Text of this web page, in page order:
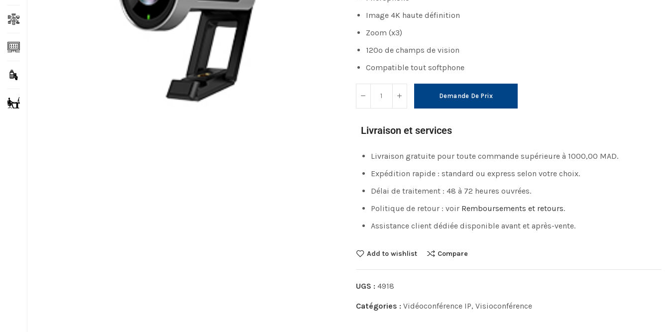
Image 4K haute définition
Zoom (x3)
120º de champs de vision
Compatible tout softphone
Demande De Prix
Livraison et services
Livraison gratuite pour toute commande supérieure à 1000,00 MAD.
Expédition rapide : standard ou express selon votre choix.
Délai de traitement : 48 à 72 heures ouvrées.
Politique de retour : voir Remboursements et retours.
Assistance client dédiée disponible avant et après-vente.
Add to wishlist Compare
UGS : 4918
Catégories : Vidéoconférence IP, Visioconférence